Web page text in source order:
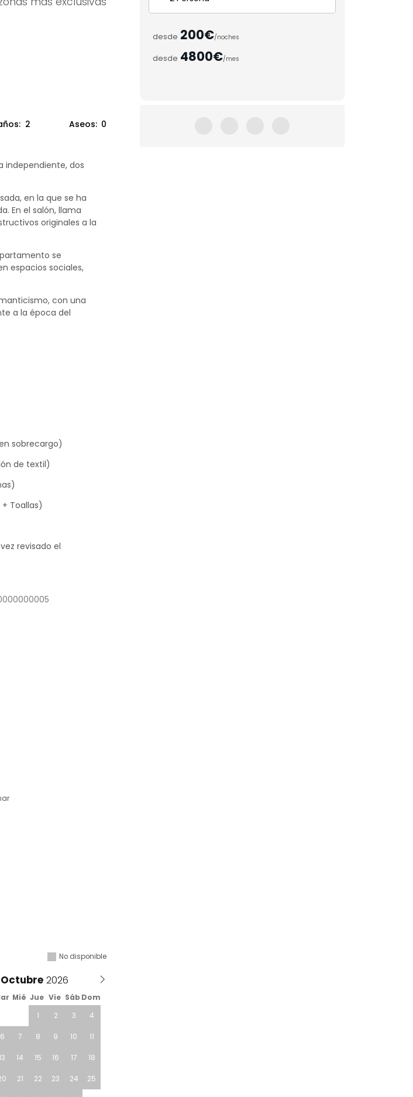
2 Aseos: 0
independiente, dos
en la que se ha
En el salón, llama
originales a la
se
espacios sociales,
con una
a la época del
sobrecargo)
de textil)
Toallas)
revisado el
No disponible
Octubre
Mié Jue Vie Sáb Dom
1 2 3 4
6 7 8 9 10 11
13 14 15 16 17 18
21 22 23 24 25
desde 200€/noches
desde 4800€/mes